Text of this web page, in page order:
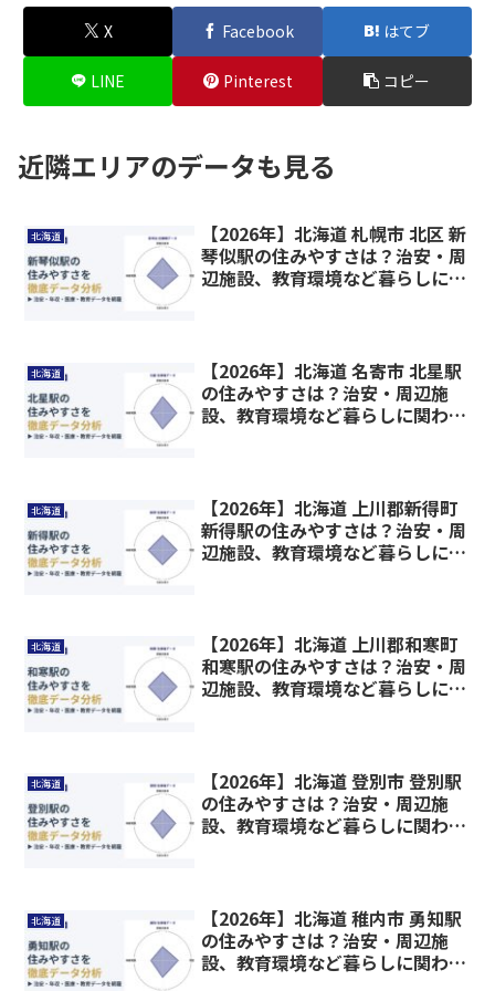
X Facebook はてブ
LINE Pinterest コピー
近隣エリアのデータも見る
北海道
【2026年】北海道 札幌市 北区 新
琴似駅の住みやすさは？治安・周
辺施設、教育環境など暮らしに関
北海道
【2026年】北海道 名寄市 北星駅
の住みやすさは？治安・周辺施
設、教育環境など暮らしに関わる
北海道
【2026年】北海道 上川郡新得町
新得駅の住みやすさは？治安・周
辺施設、教育環境など暮らしに関
北海道
【2026年】北海道 上川郡和寒町
和寒駅の住みやすさは？治安・周
辺施設、教育環境など暮らしに関
北海道
【2026年】北海道 登別市 登別駅
の住みやすさは？治安・周辺施
設、教育環境など暮らしに関わる
北海道
【2026年】北海道 稚内市 勇知駅
の住みやすさは？治安・周辺施
設、教育環境など暮らしに関わる